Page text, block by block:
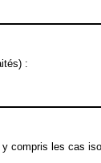
:
compris les cas